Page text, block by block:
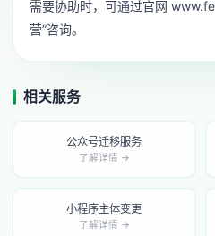
需要协助时，可通过官网
营”咨询。
相关服务
公众号迁移服务
了解详情 →
小程序主体变更
了解详情 →